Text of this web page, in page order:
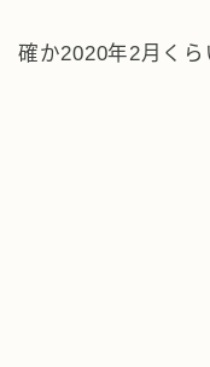
確か2020年2月くら